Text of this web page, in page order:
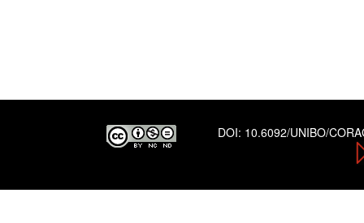
DOI: 10.6092/UNIBO/